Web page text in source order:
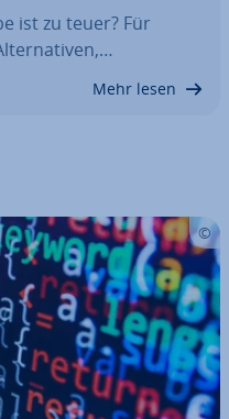
ist zu teuer? Für
Mehr lesen